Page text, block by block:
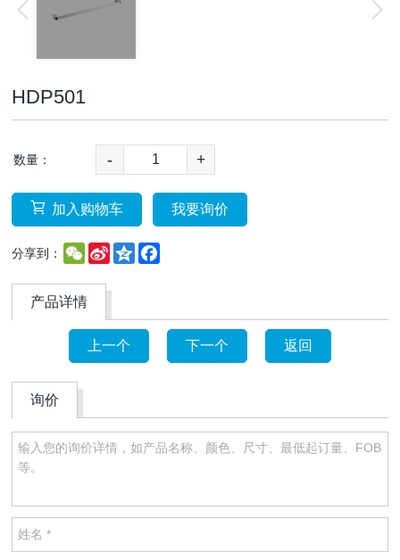
HDP501
数量： - +
加入购物车 我要询价
分享到： WeChat
Sina
Weibo
Qzone
产品详情
上一个 下一个 返回
询价